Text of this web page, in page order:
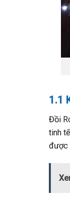
1.1
Đồi
tinh
được